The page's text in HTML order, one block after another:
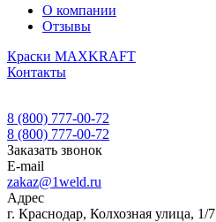
О компании
Отзывы
Краски MAXKRAFT
Контакты
8 (800) 777-00-72
8 (800) 777-00-72
Заказать звонок
E-mail
zakaz@1weld.ru
Адрес
г. Краснодар, Колхозная улица, 1/7